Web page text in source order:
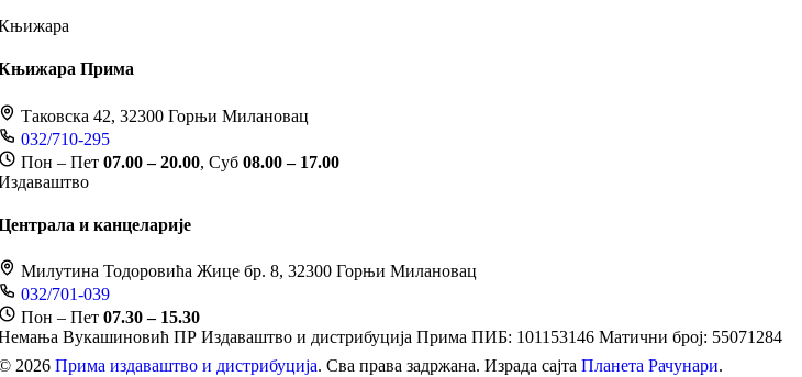
Прима
Таковска 42, 32300 Горњи Милановац
032/710-295
Пон – Пет 07.00 – 20.00, Суб 08.00 – 17.00
и канцеларије
Милутина Тодоровића Жице бр. 8, 32300 Горњи Милановац
032/701-039
Пон – Пет 07.30 – 15.30
Вукашиновић ПР Издаваштво и дистрибуција Прима ПИБ: 101153146 Матични број: 55071284
2026 Прима издаваштво и дистрибуција. Сва права задржана. Израда сајта Планета Рачунари.